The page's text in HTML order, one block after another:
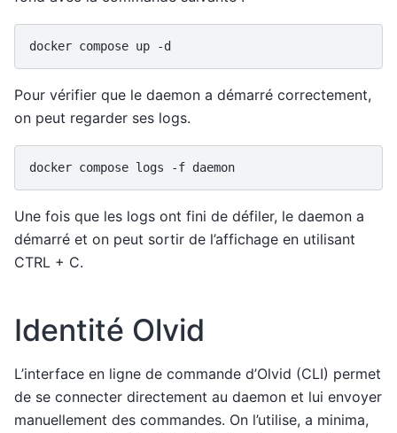
docker compose up
Pour vérifier que le daemon a démarré correctement,
on peut regarder ses logs.
docker compose logs -f
Une fois que les logs ont fini de défiler, le daemon a
démarré et on peut sortir de l’affichage en utilisant
CTRL + C.
Identité Olvid
L’interface en ligne de commande d’Olvid (CLI) permet
de se connecter directement au daemon et lui envoyer
manuellement des commandes. On l’utilise, a minima,